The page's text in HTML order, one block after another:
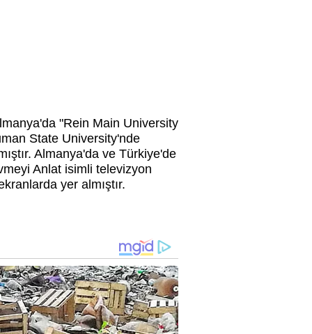
"Rein Main University
State University'nde
Almanya'da ve Türkiye'de
Anlat isimli televizyon
yer almıştır.